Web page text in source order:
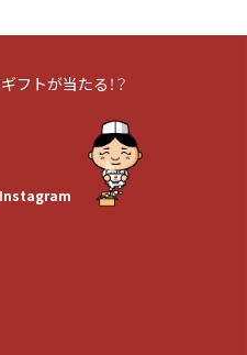
フトが当たる！？
Instagram